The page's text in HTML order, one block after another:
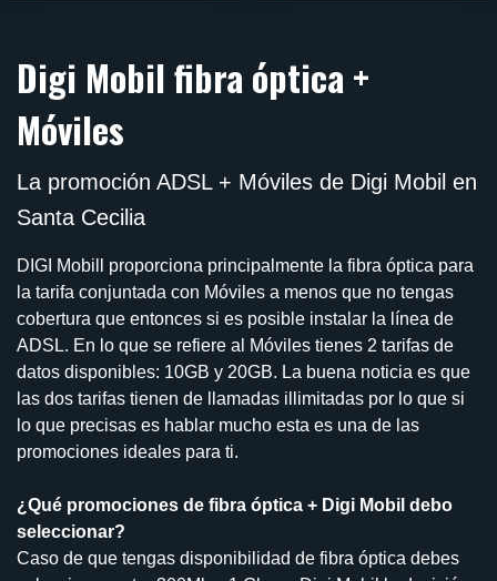
Digi Mobil fibra óptica +
Móviles
La promoción ADSL + Móviles de Digi Mobil en
Santa Cecilia
DIGI Mobill proporciona principalmente la fibra óptica para
la tarifa conjuntada con Móviles a menos que no tengas
cobertura que entonces si es posible instalar la línea de
ADSL. En lo que se refiere al Móviles tienes 2 tarifas de
datos disponibles: 10GB y 20GB. La buena noticia es que
las dos tarifas tienen de llamadas illimitadas por lo que si
lo que precisas es hablar mucho esta es una de las
promociones ideales para ti.
¿Qué promociones de fibra óptica + Digi Mobil debo
seleccionar?
Caso de que tengas disponibilidad de fibra óptica debes